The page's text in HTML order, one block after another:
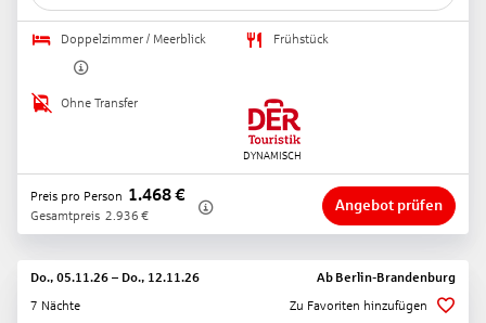
Doppelzimmer / Meerblick Frühstück
Ohne Transfer
Preis pro Person 1.468€
Gesamtpreis 2.936 €
Angebot prüfen
Do., 05.11.26 – Do., 12.11.26 Ab Berlin-Brandenburg
7 Nächte
Zu Favoriten hinzufügen